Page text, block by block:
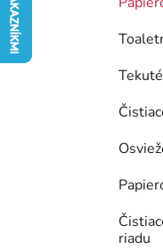
riadu